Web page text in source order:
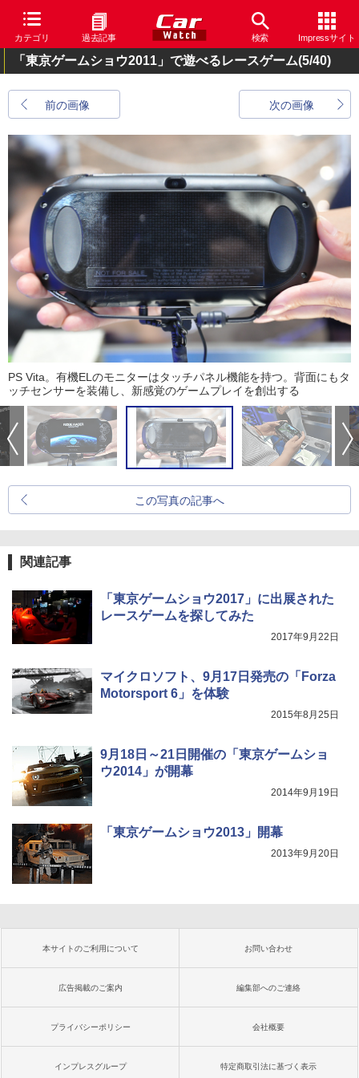
カテゴリ 過去記事 検索 Impressサイト
「東京ゲームショウ2011」で遊べるレースゲーム(5/40)
前の画像 次の画像
PS Vita。有機ELのモニターはタッチパネル機能を持つ。背面にもタ
ッチセンサーを装備し、新感覚のゲームプレイを創出する
この写真の記事へ
関連記事
「東京ゲームショウ2017」に出展された
レースゲームを探してみた
2017年9月22日
マイクロソフト、9月17日発売の「Forza
Motorsport 6」を体験
2015年8月25日
9月18日～21日開催の「東京ゲームショ
ウ2014」が開幕
2014年9月19日
「東京ゲームショウ2013」開幕
2013年9月20日
本サイトのご利用について お問い合わせ
広告掲載のご案内 編集部へのご連絡
プライバシーポリシー 会社概要
インプレスグループ 特定商取引法に基づく表示